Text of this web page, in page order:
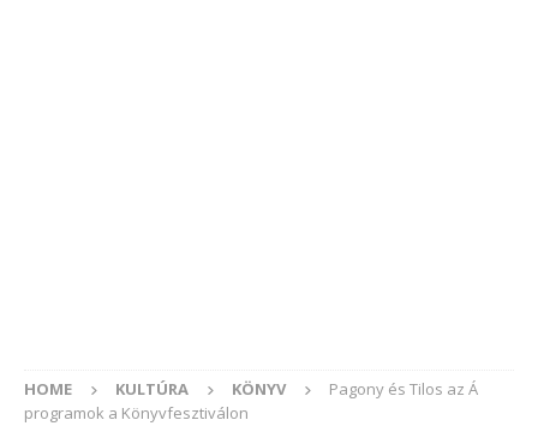
HOME KULTÚRA KÖNYV
Pagony és Tilos az Á
programok a Könyvfesztiválon